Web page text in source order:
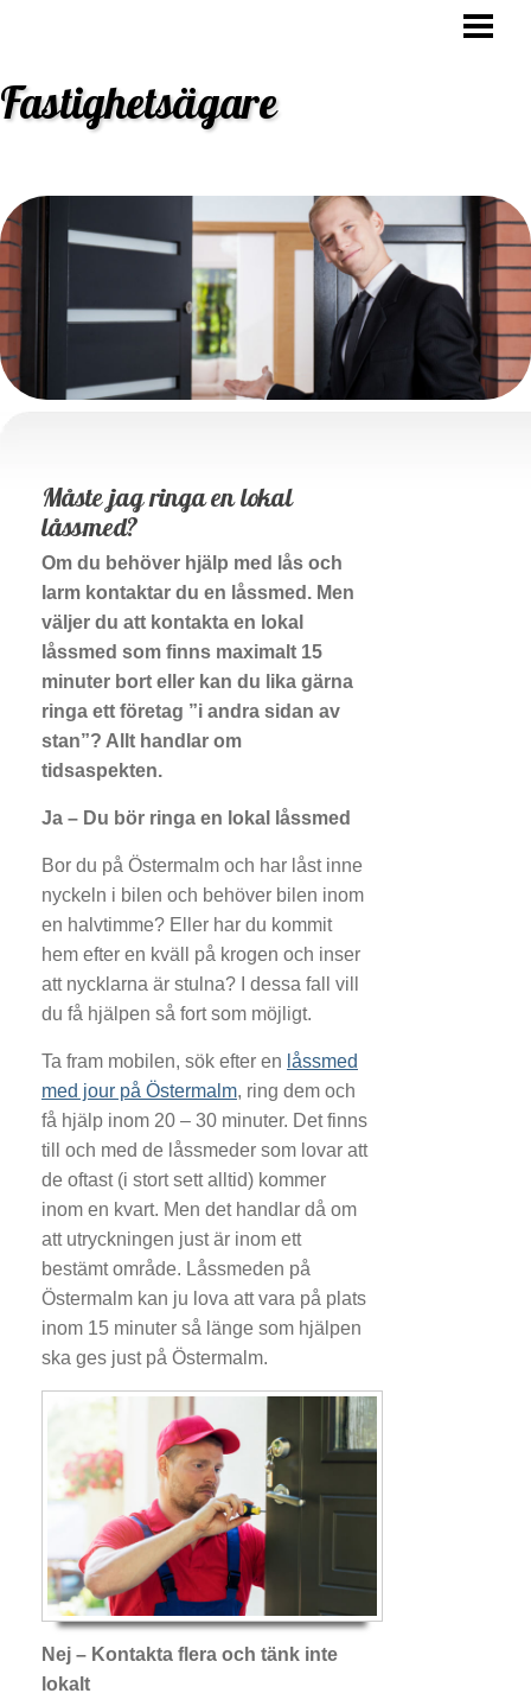
STAMBYTE
BLOGG
Fastighetsägare
Måste jag ringa en lokal
låssmed?
Om du behöver hjälp med lås och
larm kontaktar du en låssmed. Men
väljer du att kontakta en lokal
låssmed som finns maximalt 15
minuter bort eller kan du lika gärna
ringa ett företag ”i andra sidan av
stan”? Allt handlar om
tidsaspekten.
Ja – Du bör ringa en lokal låssmed
Bor du på Östermalm och har låst inne
nyckeln i bilen och behöver bilen inom
en halvtimme? Eller har du kommit
hem efter en kväll på krogen och inser
att nycklarna är stulna? I dessa fall vill
du få hjälpen så fort som möjligt.
Ta fram mobilen, sök efter en låssmed
med jour på Östermalm, ring dem och
få hjälp inom 20 – 30 minuter. Det finns
till och med de låssmeder som lovar att
de oftast (i stort sett alltid) kommer
inom en kvart. Men det handlar då om
att utryckningen just är inom ett
bestämt område. Låssmeden på
Östermalm kan ju lova att vara på plats
inom 15 minuter så länge som hjälpen
ska ges just på Östermalm.
Nej – Kontakta flera och tänk inte
lokalt